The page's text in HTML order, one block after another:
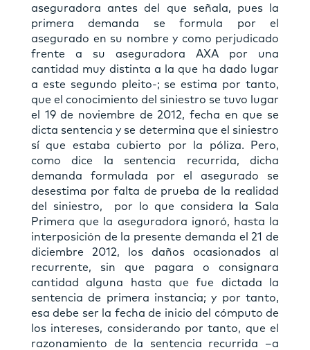
aseguradora antes del que señala, pues la
primera demanda se formula por el
asegurado en su nombre y como perjudicado
frente a su aseguradora AXA por una
cantidad muy distinta a la que ha dado lugar
a este segundo pleito-; se estima por tanto,
que el conocimiento del siniestro se tuvo lugar
el 19 de noviembre de 2012, fecha en que se
dicta sentencia y se determina que el siniestro
sí que estaba cubierto por la póliza. Pero,
como dice la sentencia recurrida, dicha
demanda formulada por el asegurado se
desestima por falta de prueba de la realidad
del siniestro, por lo que considera la Sala
Primera que la aseguradora ignoró, hasta la
interposición de la presente demanda el 21 de
diciembre 2012, los daños ocasionados al
recurrente, sin que pagara o consignara
cantidad alguna hasta que fue dictada la
sentencia de primera instancia; y por tanto,
esa debe ser la fecha de inicio del cómputo de
los intereses, considerando por tanto, que el
razonamiento de la sentencia recurrida –a